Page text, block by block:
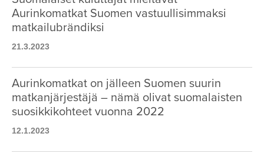
Aurinkomatkat Suomen vastuullisimmaksi
matkailubrändiksi
21.3.2023
Aurinkomatkat on jälleen Suomen suurin
matkanjärjestäjä – nämä olivat suomalaisten
suosikkikohteet vuonna 2022
12.1.2023